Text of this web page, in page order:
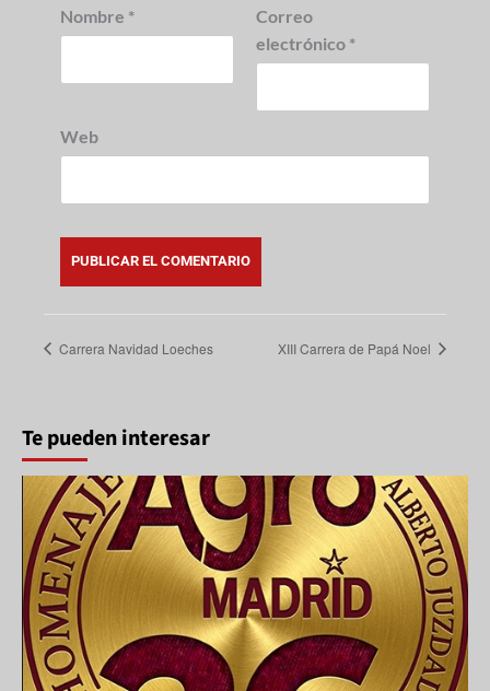
Nombre *
Correo
electrónico *
Web
Carrera Navidad Loeches XIII Carrera de Papá Noel
Te pueden interesar